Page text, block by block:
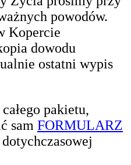
powodów.
Kopercie
dowodu
ostatni wypis
pakietu,
sam FORMULARZ